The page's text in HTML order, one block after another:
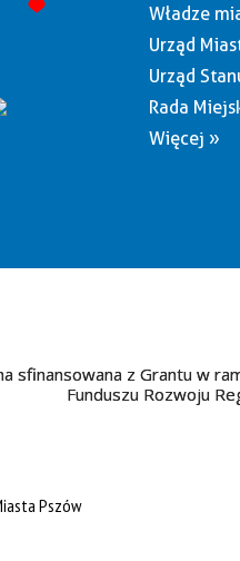
Władze
Urząd
Urząd
Rada
Więcej »
sfinansowana z Grantu w
Funduszu Rozwoju
Pszów